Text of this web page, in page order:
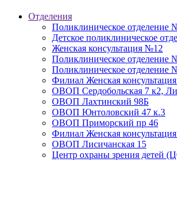
Отделения
Поликлиническое отделение
Детское поликлиническое
Женская консультация №12
Поликлиническое отделение
Поликлиническое отделение
Филиал Женская
ОВОП Сердобольская 7 к2,
ОВОП Лахтинский 98Б
ОВОП Юнтоловский 47 к.3
ОВОП Приморский пр 46
Филиал Женская
ОВОП Лисичанская 15
Центр охраны зрения детей